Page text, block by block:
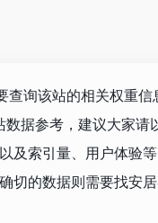
查询该站的相关权重信
数据参考，建议大家
及索引量、用户体验
切的数据则需要找安